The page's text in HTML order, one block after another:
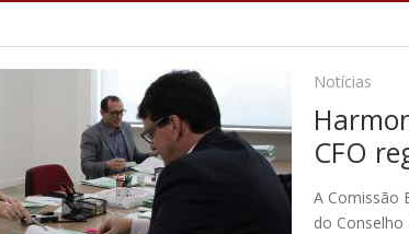
Notícias
CFO
A Comissão
do